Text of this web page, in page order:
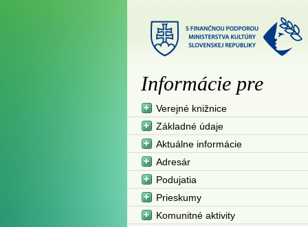
Informácie pre
Verejné knižnice
Základné údaje
Aktuálne informácie
Adresár
Podujatia
Prieskumy
Komunitné aktivity